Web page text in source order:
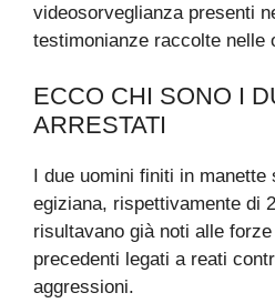
videosorveglianza presenti
testimonianze raccolte nelle
ECCO CHI SONO I
ARRESTATI
I due uomini finiti in
egiziana, rispettivamente di
risultavano già noti alle forze
precedenti legati a reati
aggressioni.